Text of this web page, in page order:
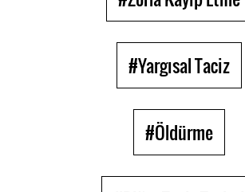
#Yargısal Taciz
#Öldürme